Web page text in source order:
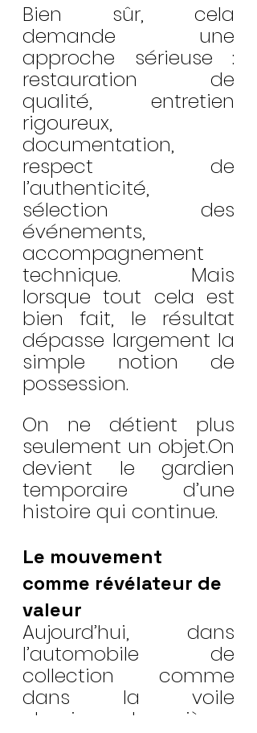
Bien sûr, cela
demande une
approche sérieuse :
restauration de
qualité, entretien
rigoureux,
documentation,
respect de
l’authenticité,
sélection des
événements,
accompagnement
technique. Mais
lorsque tout cela est
bien fait, le résultat
dépasse largement la
simple notion de
possession.
On ne détient plus
seulement un objet.On
devient le gardien
temporaire d’une
histoire qui continue.
Le mouvement
comme révélateur de
valeur
Aujourd’hui, dans
l’automobile de
collection comme
dans la voile
classique, les pièces